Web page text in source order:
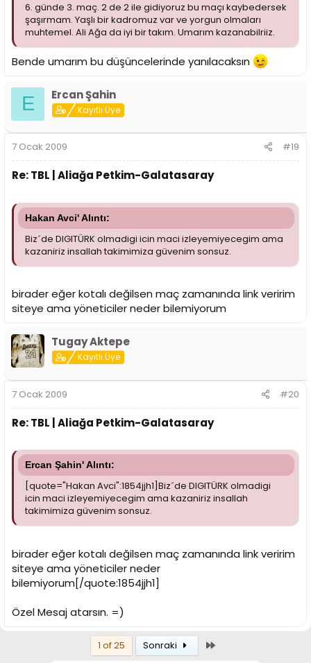
6. günde 3. maç. 2 de 2 ile gidiyoruz bu maçı kaybedersek
şaşırmam. Yaşlı bir kadromuz var ve yorgun olmaları
muhtemel. Ali Ağa da iyi bir takım. Umarım kazanabilriiz.
Bende umarım bu düşüncelerinde yanılacaksın
E Ercan Şahin
Kayıtlı Üye
7 Ocak 2009 #19
Re: TBL | Aliağa Petkim-Galatasaray
Hakan Avci' Alıntı:
Biz´de DIGITÜRK olmadigi icin maci izleyemiyecegim ama
kazaniriz insallah takimimiza güvenim sonsuz.
birader eğer kotalı değilsen maç zamanında link veririm
siteye ama yöneticiler neder bilemiyorum
Tugay Aktepe
Kayıtlı Üye
7 Ocak 2009 #20
Re: TBL | Aliağa Petkim-Galatasaray
Ercan Şahin' Alıntı:
[quote="Hakan Avci":1854jjh1]Biz´de DIGITÜRK olmadigi
icin maci izleyemiyecegim ama kazaniriz insallah
takimimiza güvenim sonsuz.
birader eğer kotalı değilsen maç zamanında link veririm
siteye ama yöneticiler neder
bilemiyorum[/quote:1854jjh1]
Özel Mesaj atarsın. =)
1 of 25 Sonraki